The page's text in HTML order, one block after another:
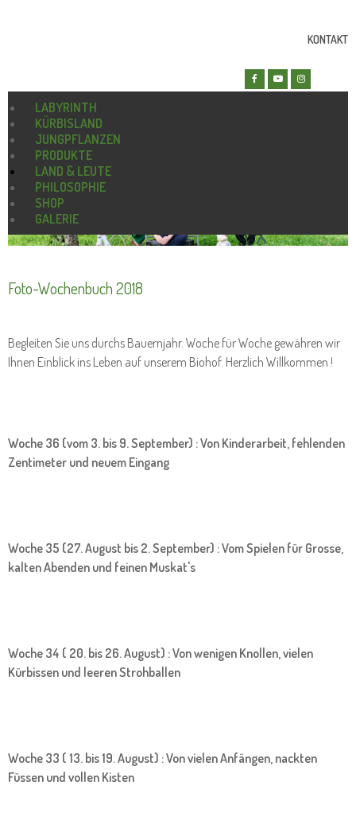
KONTAKT
LABYRINTH
KÜRBISLAND
JUNGPFLANZEN
PRODUKTE
LAND & LEUTE
PHILOSOPHIE
SHOP
GALERIE
Foto-Wochenbuch 2018
Begleiten Sie uns durchs Bauernjahr. Woche für Woche gewähren wir
Ihnen Einblick ins Leben auf unserem Biohof. Herzlich Willkommen !
Woche 36 (vom 3. bis 9. September) : Von Kinderarbeit, fehlenden
Zentimeter und neuem Eingang
Woche 35 (27. August bis 2. September) : Vom Spielen für Grosse,
kalten Abenden und feinen Muskat's
Woche 34 ( 20. bis 26. August) : Von wenigen Knollen, vielen
Kürbissen und leeren Strohballen
Woche 33 ( 13. bis 19. August) : Von vielen Anfängen, nackten
Füssen und vollen Kisten